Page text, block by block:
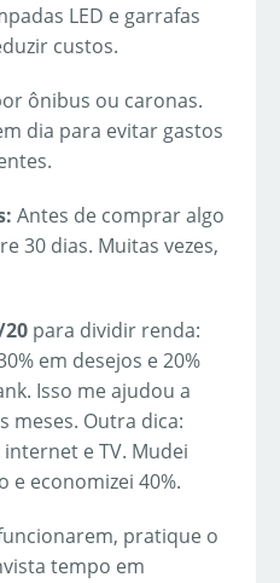
LED e garrafas
custos.
ônibus ou caronas.
dia para evitar gastos
Antes de comprar algo
30 dias. Muitas vezes,
para dividir renda:
em desejos e 20%
Isso me ajudou a
meses. Outra dica:
e TV. Mudei
e economizei 40%.
pratique o
tempo em